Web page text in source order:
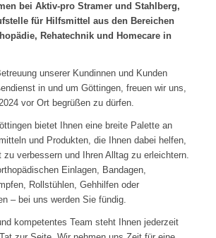
bei Aktiv-pro Stramer und Stahlberg,
für Hilfsmittel aus den Bereichen
Rehatechnik und Homecare in
unserer Kundinnen und Kunden
in und um Göttingen, freuen wir uns,
vor Ort begrüßen zu dürfen.
bietet Ihnen eine breite Palette an
und Produkten, die Ihnen dabei helfen,
zu verbessern und Ihren Alltag zu erleichtern.
Einlagen, Bandagen,
Rollstühlen, Gehhilfen oder
– bei uns werden Sie fündig.
kompetentes Team steht Ihnen jederzeit